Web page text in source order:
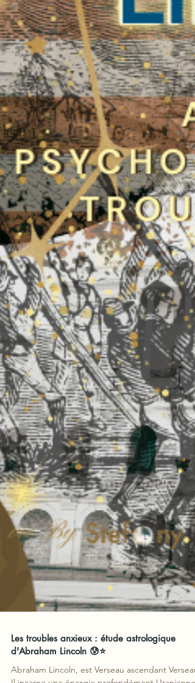
Les troubles anxieux : étude astrologique
d'Abraham Lincoln 😰⭐